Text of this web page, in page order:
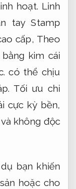
hoạt. Linh
tay Stamp
cấp, Theo
kim cái
có thể chịu
Tối ưu chi
cực kỳ bền,
không độc
bạn khiến
hoặc cho